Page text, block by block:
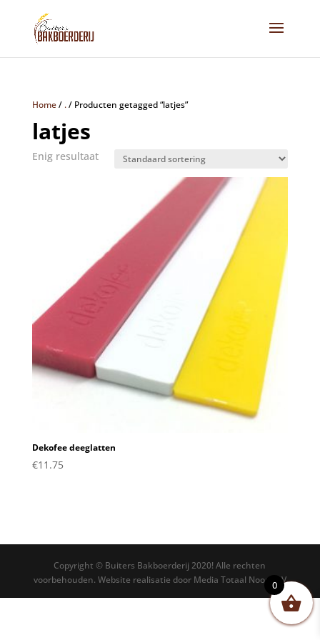
Home/ ./ Producten getagged “latjes”
latjes
Enig resultaat
Dekofee deeglatten
€11.75
Copyright © Buiters Bakboerderij 2020! Alle rechten
voorbehouden. Website realisatie door Media Totaal Noord BV
0